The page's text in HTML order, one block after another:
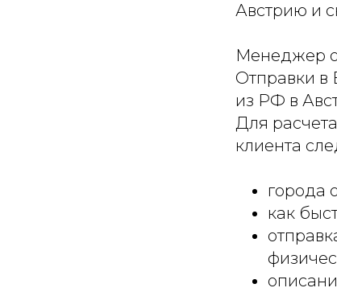
Австрию и
Менеджер
Отправки в
из РФ в
Для
клиента
города
как